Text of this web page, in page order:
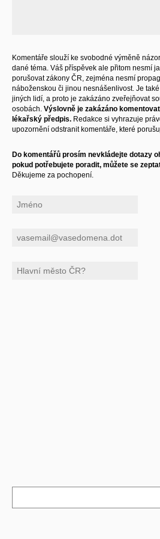
Komentáře slouží ke svobodné výměně
dané téma. Váš příspěvek ale přitom nesmí
porušovat zákony ČR, zejména nesmí
náboženskou či jinou nesnášenlivost. Je
jiných lidí, a proto je zakázáno zveřejňovat
osobách. Výslovně je zakázáno
lékařský předpis. Redakce si vyhrazuje
upozornění odstranit komentáře, které
Do komentářů prosím nevkládejte dotazy
pokud potřebujete poradit, můžete se
Děkujeme za pochopení.